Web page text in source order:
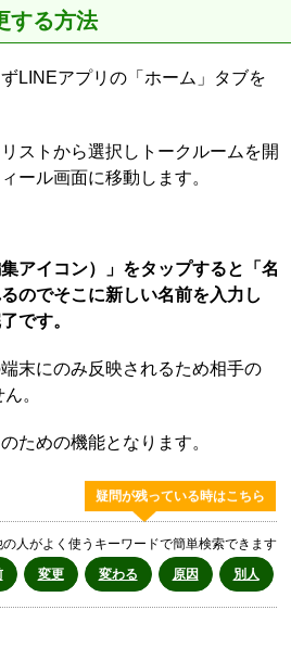
する方法
LINEアプリの「ホーム」タブを
ストから選択しトークルームを開
ール画面に移動します。
アイコン）」をタップすると「名
のでそこに新しい名前を入力し
です。
末にのみ反映されるため相手の
。
ための機能となります。
疑問が残っている時はこちら
の人がよく使うキーワードで簡単検索できます
変更 変わる 原因 別人